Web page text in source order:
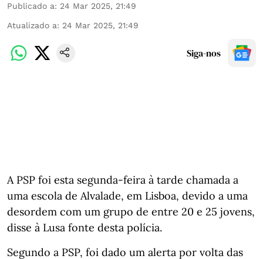
Publicado a: 24 Mar 2025, 21:49
Atualizado a: 24 Mar 2025, 21:49
Siga-nos
A PSP foi esta segunda-feira à tarde chamada a
uma escola de Alvalade, em Lisboa, devido a uma
desordem com um grupo de entre 20 e 25 jovens,
disse à Lusa fonte desta polícia.
Segundo a PSP, foi dado um alerta por volta das